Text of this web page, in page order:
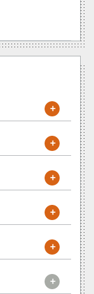
+
+
+
+
+
+